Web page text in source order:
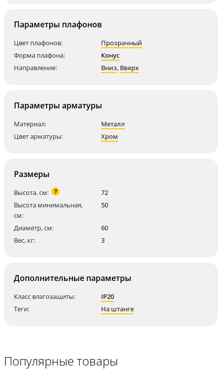
Параметры плафонов
Цвет плафонов:
Прозрачный
Форма плафона:
Конус
Направление:
Вниз, Вверх
Параметры арматуры
Материал:
Металл
Цвет арматуры:
Хром
Размеры
Высота, см: ?
72
Высота минимальная,
см:
50
Диаметр, см:
60
Вес, кг:
3
Дополнительные параметры
Класс влагозащиты:
IP20
Теги:
На штанге
Популярные товары